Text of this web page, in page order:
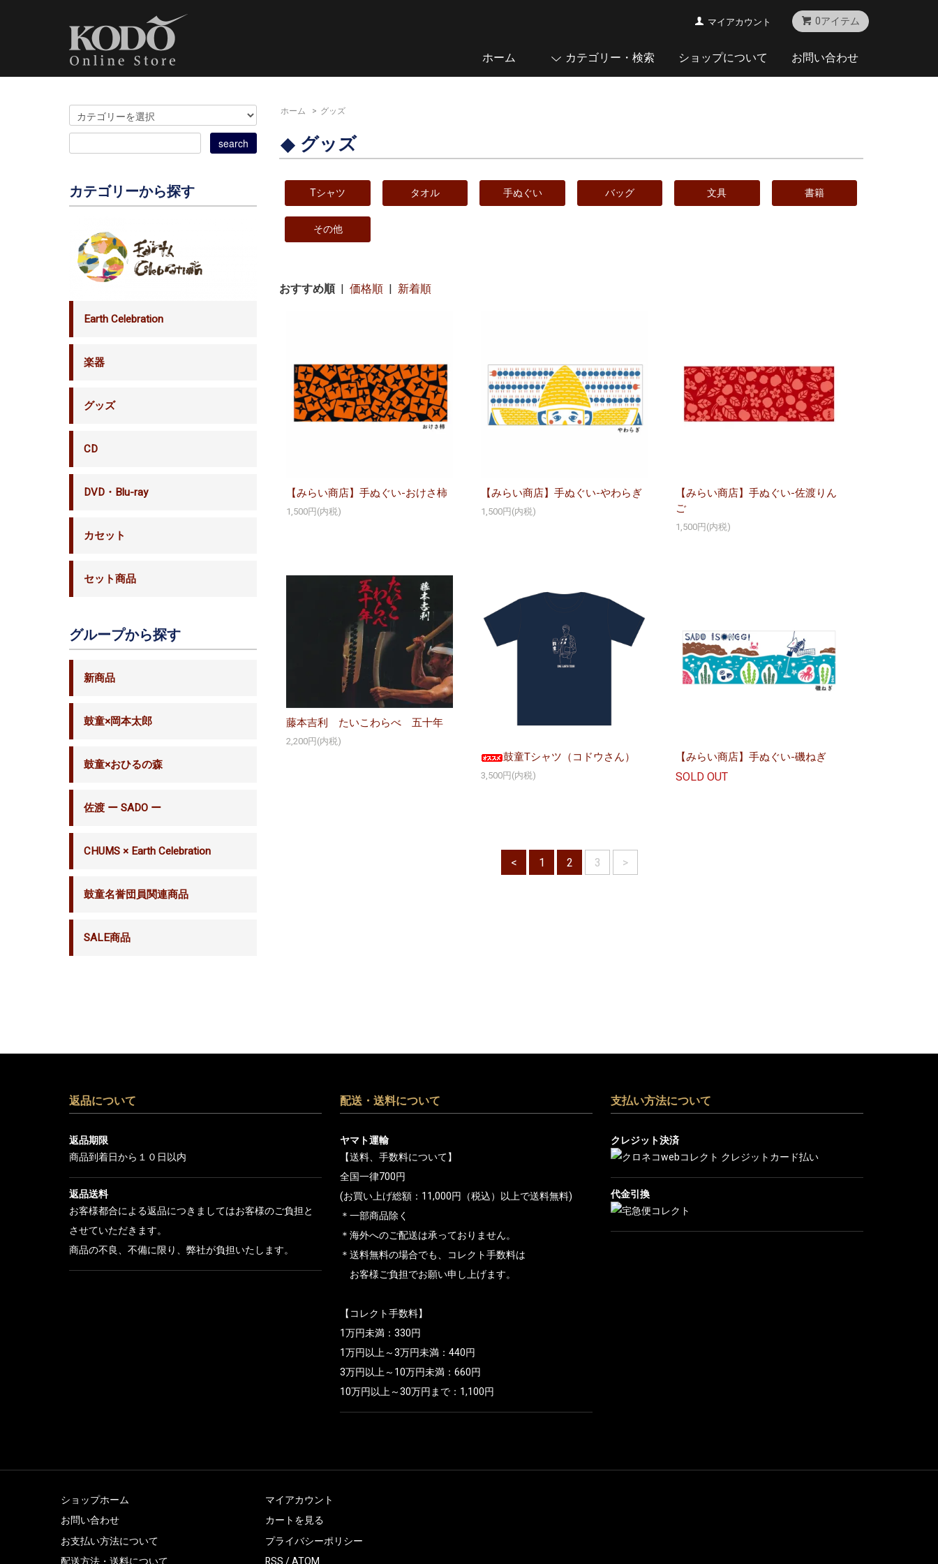
0アイテム
マイアカウント
ホーム カテゴリー・検索 ショップについて お問い合わせ
ホーム > グッズ
グッズ
Tシャツ タオル 手ぬぐい バッグ 文具 書籍
その他
おすすめ順| 価格順| 新着順
【みらい商店】手ぬぐい-おけさ柿
1,500円(内税)
【みらい商店】手ぬぐい-やわらぎ
1,500円(内税)
【みらい商店】手ぬぐい-佐渡りん
ご
1,500円(内税)
藤本吉利 たいこわらべ 五十年
2,200円(内税)
鼓童Tシャツ（コドウさん）
3,500円(内税)
【みらい商店】手ぬぐい-磯ねぎ
SOLD OUT
< 1 2 3 >
カテゴリーから探す
Earth Celebration
楽器
グッズ
CD
DVD・Blu-ray
カセット
セット商品
グループから探す
新商品
鼓童×岡本太郎
鼓童×おひるの森
佐渡 ー SADO ー
CHUMS × Earth Celebration
鼓童名誉団員関連商品
SALE商品
返品について
返品期限
商品到着日から１０日以内
返品送料
お客様都合による返品につきましてはお客様のご負担と
させていただきます。
商品の不良、不備に限り、弊社が負担いたします。
配送・送料について
ヤマト運輸
【送料、手数料について】
全国一律700円
(お買い上げ総額：11,000円（税込）以上で送料無料)
＊一部商品除く
＊海外へのご配送は承っておりません。
＊送料無料の場合でも、コレクト手数料は
お客様ご負担でお願い申し上げます。
【コレクト手数料】
1万円未満：330円
1万円以上～3万円未満：440円
3万円以上～10万円未満：660円
10万円以上～30万円まで：1,100円
支払い方法について
クレジット決済
代金引換
ショップホーム
お問い合わせ
お支払い方法について
マイアカウント
カートを見る
プライバシーポリシー